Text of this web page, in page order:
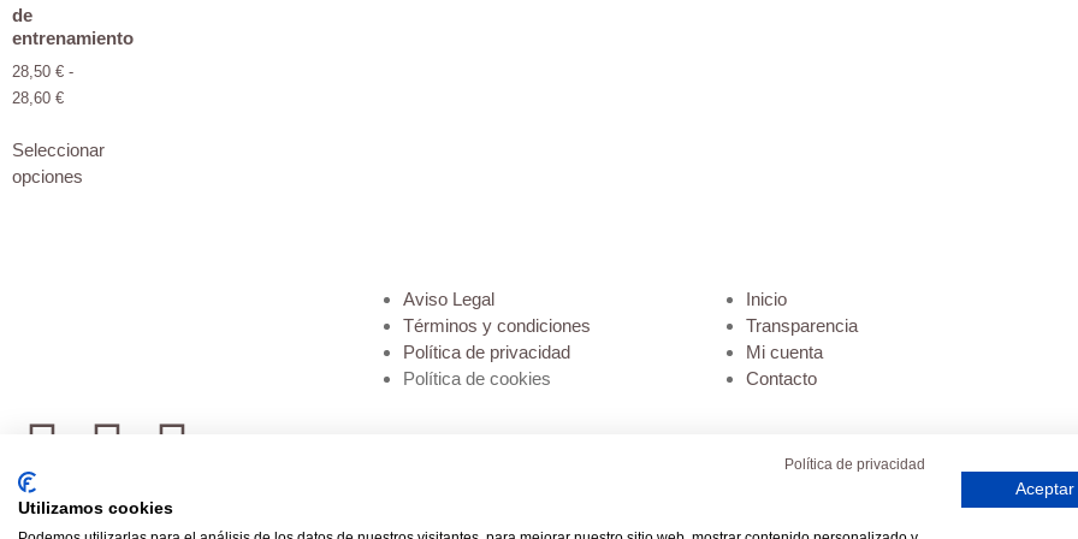
de
entrenamiento
28,50 € -
28,60 €
Seleccionar
opciones
Aviso Legal
Términos y condiciones
Política de privacidad
Política de cookies
Inicio
Transparencia
Mi cuenta
Contacto
contactocdheidelberg@gmail.com
Política de privacidad
Utilizamos cookies
Aceptar